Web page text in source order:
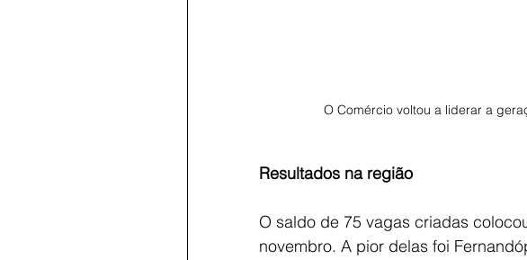
O Comércio voltou a liderar a
Resultados na região
O saldo de 75 vagas criadas
novembro. A pior delas foi